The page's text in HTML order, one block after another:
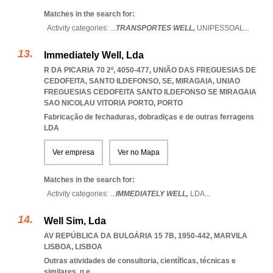
Matches in the search for:
Activity categories: ...TRANSPORTES WELL, UNIPESSOAL...
Immediately Well, Lda
R DA PICARIA 70 2º, 4050-477, UNIÃO DAS FREGUESIAS DE
CEDOFEITA, SANTO ILDEFONSO, SE, MIRAGAIA, UNIAO
FREGUESIAS CEDOFEITA SANTO ILDEFONSO SE MIRAGAIA
SAO NICOLAU VITORIA PORTO, PORTO
Fabricação de fechaduras, dobradiças e de outras ferragens
LDA
Ver empresa Ver no Mapa
Matches in the search for:
Activity categories: ...IMMEDIATELY WELL, LDA...
Well Sim, Lda
AV REPÚBLICA DA BULGÁRIA 15 7B, 1950-442, MARVILA
LISBOA, LISBOA
Outras atividades de consultoria, científicas, técnicas e